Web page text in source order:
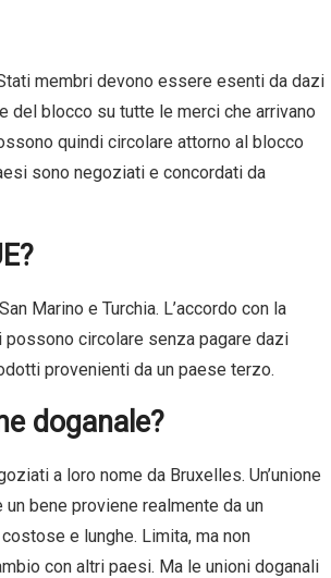
membri devono essere esenti da dazi
del blocco su tutte le merci che arrivano
quindi circolare attorno al blocco
sono negoziati e concordati da
Marino e Turchia. L’accordo con la
possono circolare senza pagare dazi
provenienti da un paese terzo.
doganale?
a loro nome da Bruxelles. Un’unione
bene proviene realmente da un
e lunghe. Limita, ma non
con altri paesi. Ma le unioni doganali